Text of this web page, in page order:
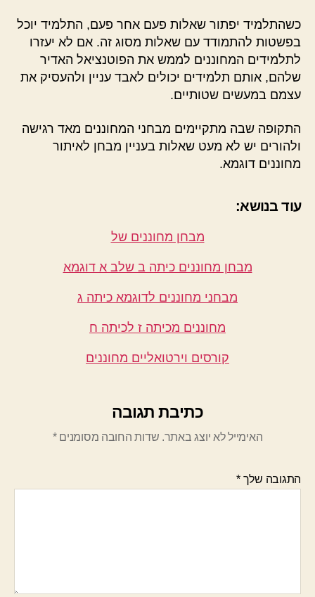
כשהתלמיד יפתור שאלות פעם אחר פעם, התלמיד יוכל
בפשטות להתמודד עם שאלות מסוג זה. אם לא יעזרו
לתלמידים המחוננים לממש את הפוטנציאל האדיר
שלהם, אותם תלמידים יכולים לאבד עניין ולהעסיק את
עצמם במעשים שטותיים.
התקופה שבה מתקיימים מבחני המחוננים מאד רגישה
ולהורים יש לא מעט שאלות בעניין מבחן לאיתור
מחוננים דוגמא.
עוד בנושא:
מבחן מחוננים של
מבחן מחוננים כיתה ב שלב א דוגמא
מבחני מחוננים לדוגמא כיתה ג
מחוננים מכיתה ז לכיתה ח
קורסים וירטואליים מחוננים
כתיבת תגובה
האימייל לא יוצג באתר. שדות החובה מסומנים*
התגובה שלך*